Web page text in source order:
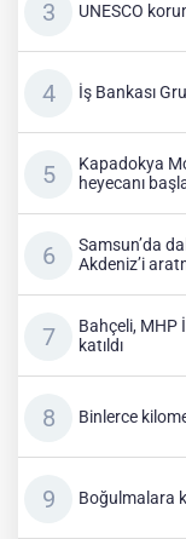
UNESCO
İş Bankası
Kapadokya
heyecanı
Samsun’da
Akdeniz’i
Bahçeli, MHP
katıldı
Binlerce
Boğulmalara